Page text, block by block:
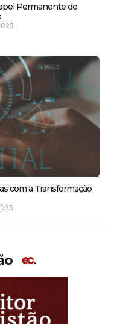
Permanente do
com a Transformação